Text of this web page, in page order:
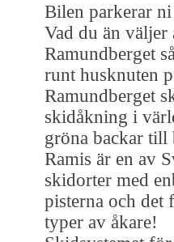
Bilen parkerar
Vad du än väljer
Ramundberget
runt husknuten
Ramundberget
skidåkning i
gröna backar till
Ramis är en av
skidorter med
pisterna och det
typer av åkare!